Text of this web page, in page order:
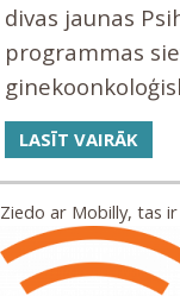
divas jaunas
programmas
LASĪT VAIRĀK
Ziedo ar Mobilly, tas ir